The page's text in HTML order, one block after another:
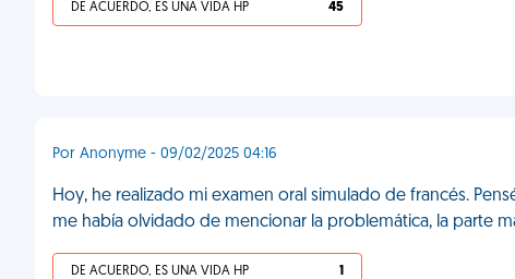
DE ACUERDO, ES UNA VIDA HP 45
Por Anonyme - 09/02/2025 04:16
Hoy, he realizado mi examen oral simulado de francés.
me había olvidado de mencionar la problemática, la parte
DE ACUERDO, ES UNA VIDA HP 1